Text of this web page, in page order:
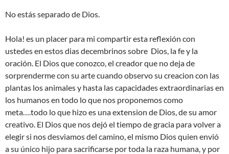
No estás separado de Dios.
Hola! es un placer para mi compartir esta reflexión con
ustedes en estos dias decembrinos sobre Dios, la fe y la
oración. El Dios que conozco, el creador que no deja de
sorprenderme con su arte cuando observo su creacion con las
plantas los animales y hasta las capacidades extraordinarias en
los humanos en todo lo que nos proponemos como
meta….todo lo que hizo es una extension de Dios, de su amor
creativo. El Dios que nos dejó el tiempo de gracia para volver a
elegir si nos desviamos del camino, el mismo Dios quien envió
a su único hijo para sacrificarse por toda la raza humana, y por